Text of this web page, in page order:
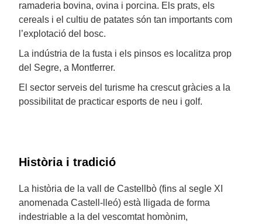
ramaderia bovina, ovina i porcina. Els prats, els
cereals i el cultiu de patates són tan importants com
l’explotació del bosc.
La indústria de la fusta i els pinsos es localitza prop
del Segre, a Montferrer.
El sector serveis del turisme ha crescut gràcies a la
possibilitat de practicar esports de neu i golf.
Història i tradició
La història de la vall de Castellbò (fins al segle XI
anomenada Castell-lleó) està lligada de forma
indestriable a la del vescomtat homònim,